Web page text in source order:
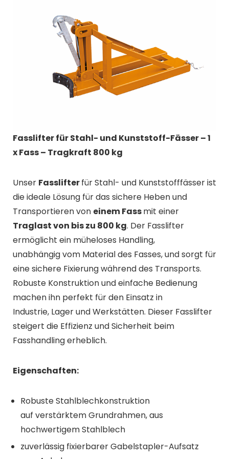
Fasslifter für Stahl- und Kunststoff-Fässer – 1
x Fass – Tragkraft 800 kg
Unser Fasslifterfür Stahl- und Kunststofffässer ist
die ideale Lösung für das sichere Heben und
Transportieren von einem Fassmit einer
Traglast von bis zu 800 kg. Der Fasslifter
ermöglicht ein müheloses Handling,
unabhängig vom Material des Fasses, und sorgt für
eine sichere Fixierung während des Transports.
Robuste Konstruktion und einfache Bedienung
machen ihn perfekt für den Einsatz in
Industrie, Lager und Werkstätten. Dieser Fasslifter
steigert die Effizienz und Sicherheit beim
Fasshandling erheblich.
Eigenschaften:
Robuste Stahlblechkonstruktion
auf verstärktem Grundrahmen, aus
hochwertigem Stahlblech
zuverlässig fixierbarer Gabelstapler-Aufsatz